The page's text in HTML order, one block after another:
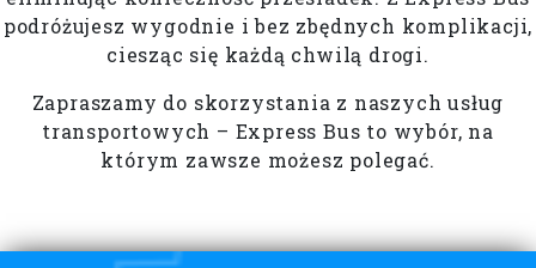
podróżujesz wygodnie i bez zbędnych komplikacji,
ciesząc się każdą chwilą drogi.
Zapraszamy do skorzystania z naszych usług
transportowych – Express Bus to wybór, na
którym zawsze możesz polegać.